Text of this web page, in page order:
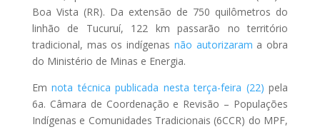
Boa Vista (RR). Da extensão de 750 quilômetros do
linhão de Tucuruí, 122 km passarão no território
tradicional, mas os indígenas não autorizaram a obra
do Ministério de Minas e Energia.
Emnota técnica publicada nesta terça-feira (22) pela
6a. Câmara de Coordenação e Revisão – Populações
Indígenas e Comunidades Tradicionais (6CCR) do MPF,